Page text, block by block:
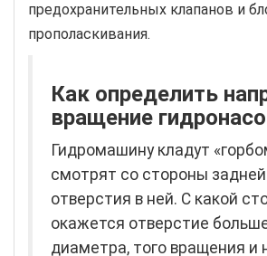
предохранительных клапанов и
прополаскивания.
Как определить
вращение
Гидромашину кладут
смотрят со стороны
отверстия в ней. С какой
окажется отверстие
диаметра, того вращения и